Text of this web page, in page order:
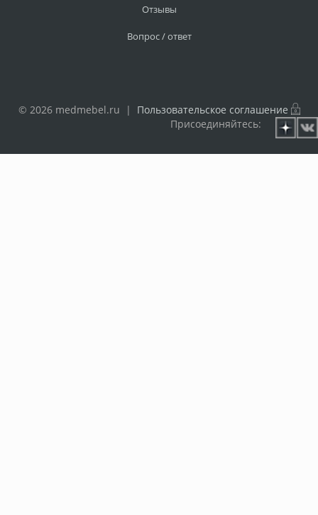
Отзывы
Вопрос / ответ
© 2026 medmebel.ru | Пользовательское соглашение
Присоединяйтесь: